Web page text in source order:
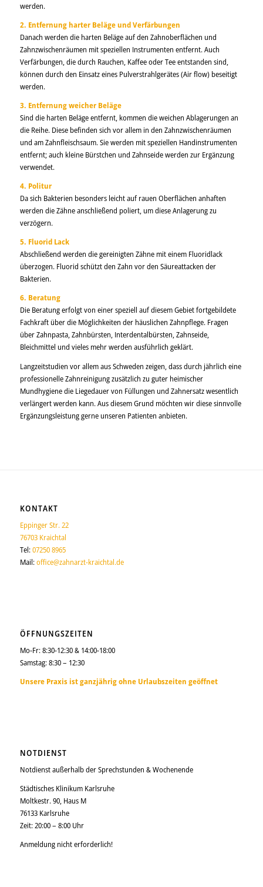
werden.
2. Entfernung harter Beläge und Verfärbungen
Danach werden die harten Beläge auf den Zahnoberflächen und
Zahnzwischenräumen mit speziellen Instrumenten entfernt. Auch
Verfärbungen, die durch Rauchen, Kaffee oder Tee entstanden sind,
können durch den Einsatz eines Pulverstrahlgerätes (Air flow) beseitigt
werden.
3. Entfernung weicher Beläge
Sind die harten Beläge entfernt, kommen die weichen Ablagerungen an
die Reihe. Diese befinden sich vor allem in den Zahnzwischenräumen
und am Zahnfleischsaum. Sie werden mit speziellen Handinstrumenten
entfernt; auch kleine Bürstchen und Zahnseide werden zur Ergänzung
verwendet.
4. Politur
Da sich Bakterien besonders leicht auf rauen Oberflächen anhaften
werden die Zähne anschließend poliert, um diese Anlagerung zu
verzögern.
5. Fluorid Lack
Abschließend werden die gereinigten Zähne mit einem Fluoridlack
überzogen. Fluorid schützt den Zahn vor den Säureattacken der
Bakterien.
6. Beratung
Die Beratung erfolgt von einer speziell auf diesem Gebiet fortgebildete
Fachkraft über die Möglichkeiten der häuslichen Zahnpflege. Fragen
über Zahnpasta, Zahnbürsten, Interdentalbürsten, Zahnseide,
Bleichmittel und vieles mehr werden ausführlich geklärt.
Langzeitstudien vor allem aus Schweden zeigen, dass durch jährlich eine
professionelle Zahnreinigung zusätzlich zu guter heimischer
Mundhygiene die Liegedauer von Füllungen und Zahnersatz wesentlich
verlängert werden kann. Aus diesem Grund möchten wir diese sinnvolle
Ergänzungsleistung gerne unseren Patienten anbieten.
KONTAKT
Eppinger Str. 22
76703 Kraichtal
Tel:07250 8965
Mail:office@zahnarzt-kraichtal.de
ÖFFNUNGSZEITEN
Mo-Fr: 8:30-12:30 & 14:00-18:00
Samstag: 8:30 – 12:30
Unsere Praxis ist ganzjährig ohne Urlaubszeiten geöffnet
NOTDIENST
Notdienst außerhalb der Sprechstunden & Wochenende
Städtisches Klinikum Karlsruhe
Moltkestr. 90, Haus M
76133 Karlsruhe
Zeit: 20:00 – 8:00 Uhr
Anmeldung nicht erforderlich!